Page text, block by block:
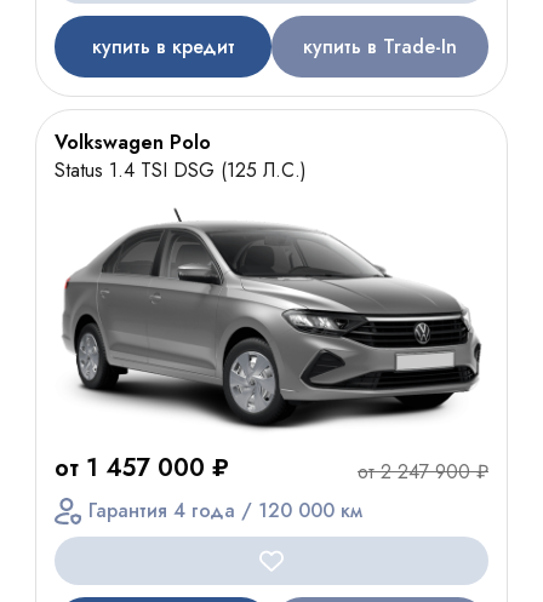
купить в кредит купить в Trade-In
Volkswagen Polo
Status 1.4 TSI DSG (125 Л.С.)
от 1 457 000 ₽
от 2 247 900 ₽
Гарантия 4 года / 120 000 км